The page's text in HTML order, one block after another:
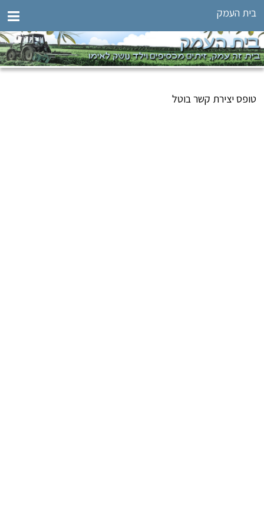
בית העמק
טופס יצירת קשר בוטל